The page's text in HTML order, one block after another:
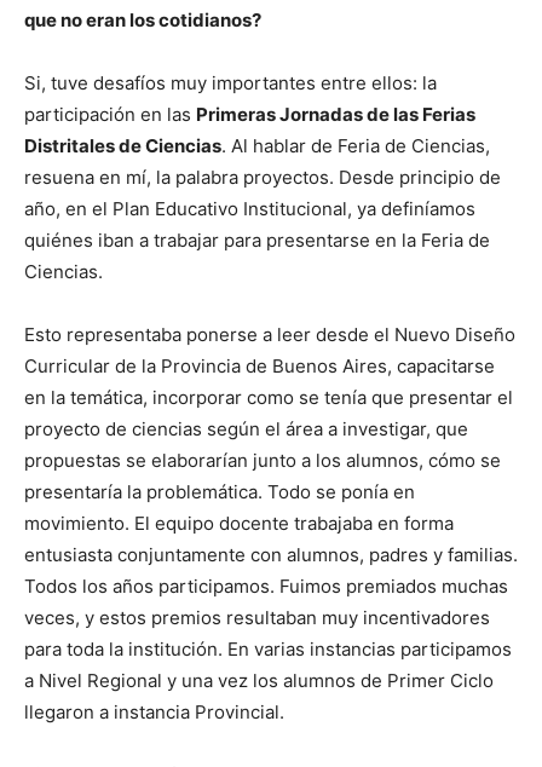
que no eran los cotidianos?
Si, tuve desafíos muy importantes entre ellos: la
participación en las Primeras Jornadas de las Ferias
Distritales de Ciencias. Al hablar de Feria de Ciencias,
resuena en mí, la palabra proyectos. Desde principio de
año, en el Plan Educativo Institucional, ya definíamos
quiénes iban a trabajar para presentarse en la Feria de
Ciencias.
Esto representaba ponerse a leer desde el Nuevo Diseño
Curricular de la Provincia de Buenos Aires, capacitarse
en la temática, incorporar como se tenía que presentar el
proyecto de ciencias según el área a investigar, que
propuestas se elaborarían junto a los alumnos, cómo se
presentaría la problemática. Todo se ponía en
movimiento. El equipo docente trabajaba en forma
entusiasta conjuntamente con alumnos, padres y familias.
Todos los años participamos. Fuimos premiados muchas
veces, y estos premios resultaban muy incentivadores
para toda la institución. En varias instancias participamos
a Nivel Regional y una vez los alumnos de Primer Ciclo
llegaron a instancia Provincial.